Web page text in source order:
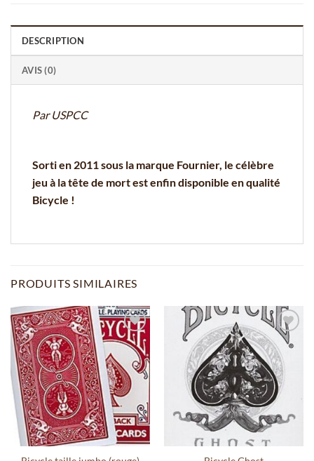
DESCRIPTION
AVIS (0)
Par USPCC
Sorti en 2011 sous la marque Fournier, le célèbre
jeu à la tête de mort est enfin disponible en qualité
Bicycle !
PRODUITS SIMILAIRES
Ajouter
à la
wishlist
Ajouter
à la
wishlist